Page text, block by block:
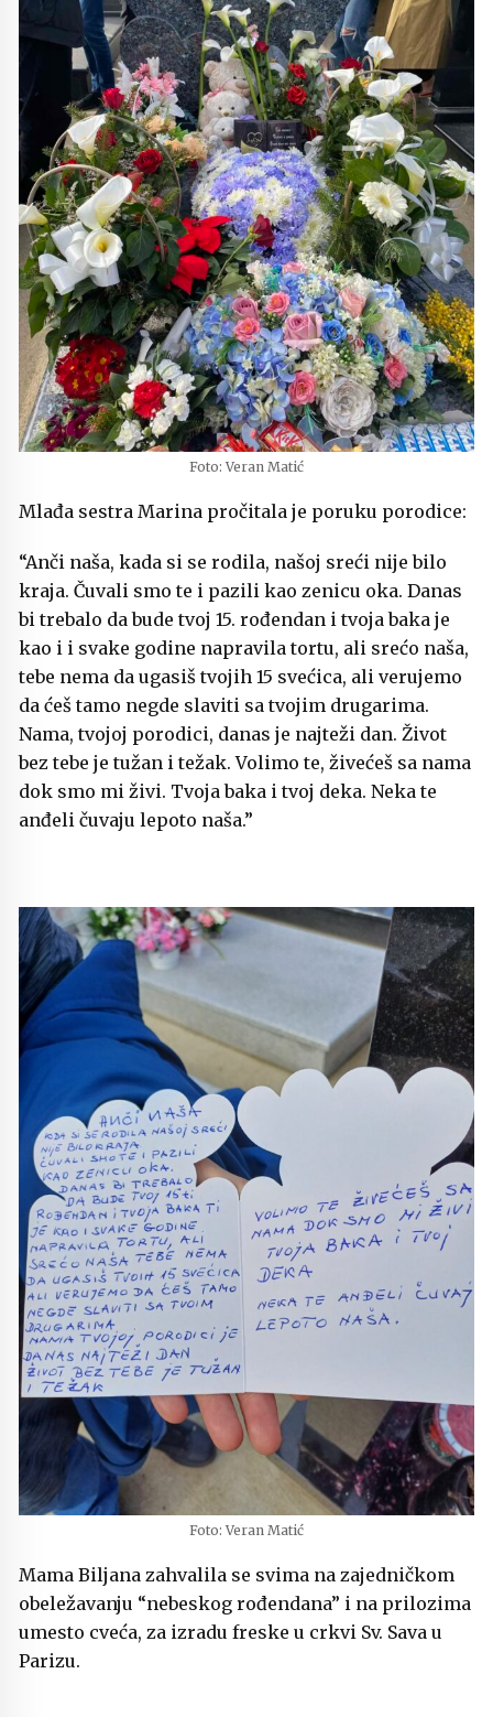
Foto: Veran Matić
Mlađa sestra Marina pročitala je poruku porodice:
“Anči naša, kada si se rodila, našoj sreći nije bilo
kraja. Čuvali smo te i pazili kao zenicu oka. Danas
bi trebalo da bude tvoj 15. rođendan i tvoja baka je
kao i i svake godine napravila tortu, ali srećo naša,
tebe nema da ugasiš tvojih 15 svećica, ali verujemo
da ćeš tamo negde slaviti sa tvojim drugarima.
Nama, tvojoj porodici, danas je najteži dan. Život
bez tebe je tužan i težak. Volimo te, živećeš sa nama
dok smo mi živi. Tvoja baka i tvoj deka. Neka te
anđeli čuvaju lepoto naša.”
Foto: Veran Matić
Mama Biljana zahvalila se svima na zajedničkom
obeležavanju “nebeskog rođendana” i na prilozima
umesto cveća, za izradu freske u crkvi Sv. Sava u
Parizu.